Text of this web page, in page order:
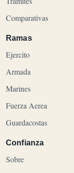
Comparativas
Ramas
Ejercito
Armada
Marines
Fuerza Aerea
Guardacostas
Confianza
Sobre